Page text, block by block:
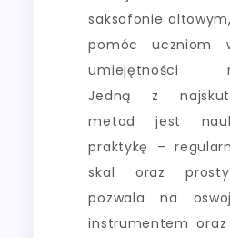
saksofonie
pomóc uczniom
umiejętności
Jedną z
metod jest
praktykę –
skal oraz
pozwala na
instrumentem oraz